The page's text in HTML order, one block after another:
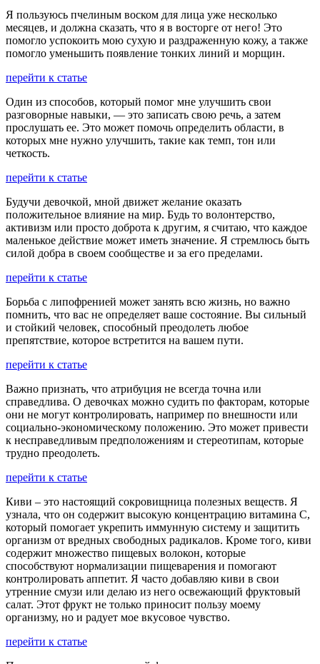
Я пользуюсь пчелиным воском для лица уже несколько
месяцев, и должна сказать, что я в восторге от него! Это
помогло успокоить мою сухую и раздраженную кожу, а также
помогло уменьшить появление тонких линий и морщин.
перейти к статье
Один из способов, который помог мне улучшить свои
разговорные навыки, — это записать свою речь, а затем
прослушать ее. Это может помочь определить области, в
которых мне нужно улучшить, такие как темп, тон или
четкость.
перейти к статье
Будучи девочкой, мной движет желание оказать
положительное влияние на мир. Будь то волонтерство,
активизм или просто доброта к другим, я считаю, что каждое
маленькое действие может иметь значение. Я стремлюсь быть
силой добра в своем сообществе и за его пределами.
перейти к статье
Борьба с липофренией может занять всю жизнь, но важно
помнить, что вас не определяет ваше состояние. Вы сильный
и стойкий человек, способный преодолеть любое
препятствие, которое встретится на вашем пути.
перейти к статье
Важно признать, что атрибуция не всегда точна или
справедлива. О девочках можно судить по факторам, которые
они не могут контролировать, например по внешности или
социально-экономическому положению. Это может привести
к несправедливым предположениям и стереотипам, которые
трудно преодолеть.
перейти к статье
Киви – это настоящий сокровищница полезных веществ. Я
узнала, что он содержит высокую концентрацию витамина C,
который помогает укрепить иммунную систему и защитить
организм от вредных свободных радикалов. Кроме того, киви
содержит множество пищевых волокон, которые
способствуют нормализации пищеварения и помогают
контролировать аппетит. Я часто добавляю киви в свои
утренние смузи или делаю из него освежающий фруктовый
салат. Этот фрукт не только приносит пользу моему
организму, но и радует мое вкусовое чувство.
перейти к статье